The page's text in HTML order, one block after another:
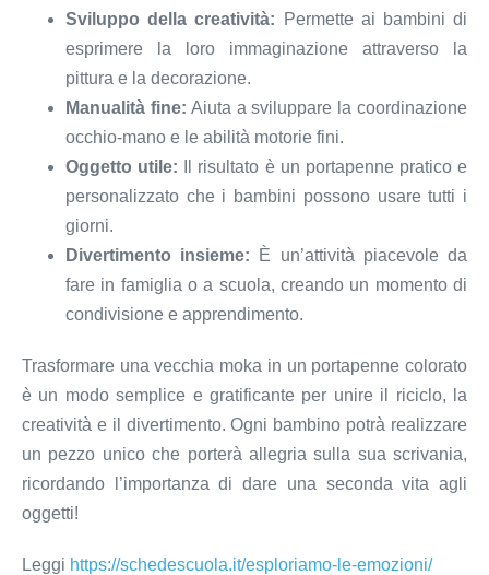
Sviluppo della creatività: Permette ai bambini di
esprimere la loro immaginazione attraverso la
pittura e la decorazione.
Manualità fine: Aiuta a sviluppare la coordinazione
occhio-mano e le abilità motorie fini.
Oggetto utile: Il risultato è un portapenne pratico e
personalizzato che i bambini possono usare tutti i
giorni.
Divertimento insieme: È un’attività piacevole da
fare in famiglia o a scuola, creando un momento di
condivisione e apprendimento.
Trasformare una vecchia moka in un portapenne colorato
è un modo semplice e gratificante per unire il riciclo, la
creatività e il divertimento. Ogni bambino potrà realizzare
un pezzo unico che porterà allegria sulla sua scrivania,
ricordando l’importanza di dare una seconda vita agli
oggetti!
Leggi https://schedescuola.it/esploriamo-le-emozioni/